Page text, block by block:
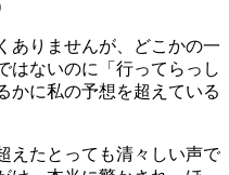
ありませんが、どこかの一
はないのに「行ってらっし
かに私の予想を超えている
えたとっても清々しい声で